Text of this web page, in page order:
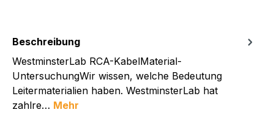
Beschreibung
WestminsterLab RCA-KabelMaterial-
UntersuchungWir wissen, welche Bedeutung
Leitermaterialien haben. WestminsterLab hat
zahlre… Mehr